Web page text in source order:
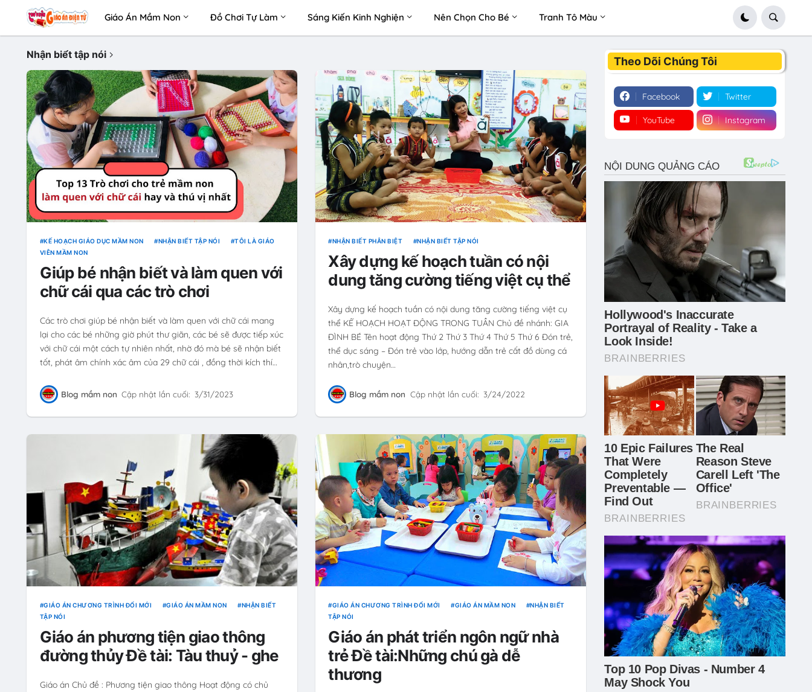
Giáo Án Mầm Non Đồ Chơi Tự Làm Sáng Kiến Kinh Nghiện Nên Chọn Cho Bé Tranh Tô Màu
Nhận biế́t tập nói
KẾ HOẠCH GIÁO DỤC MẦM NON NHẬN BIẾ́T TẬP NÓI
TÔI LÀ GIÁO
VIÊN MẦM NON
Giúp bé nhận biết và làm quen với
chữ cái qua các trò chơi
Các trò chơi giúp bé nhận biết và làm quen với chữ cái mang
lại cho các bé những giờ phút thư giãn, các bé sẽ được tiếp xúc
với chữ cái một cách tự nhiên nhất, nhờ đó mà bé sẽ nhận biết
tốt, phát âm chính xác âm của 29 chữ cái , đồng thời kích thí…
Blog mầm non Cập nhật lần cuối: 3/31/2023
NHẬN BIẾT PHÂN BIỆT NHẬN BIẾ́T TẬP NÓI
Xây dựng kế hoạch tuần có nội
dung tăng cường tiếng việt cụ thể
Xây dựng kế hoạch tuần có nội dung tăng cường tiếng việt cụ
thể KẾ HOẠCH HOẠT ĐỘNG TRONG TUẦN Chủ đề nhánh: GIA
ĐÌNH BÉ Tên hoạt động Thứ 2 Thứ 3 Thứ 4 Thứ 5 Thứ 6 Đón trẻ,
thể dục sáng – Đón trẻ vào lớp, hướng dẫn trẻ cất đồ dùng cá
nhân,trò chuyện…
Blog mầm non Cập nhật lần cuối: 3/24/2022
GIÁO ÁN CHƯƠNG TRÌNH ĐỔI MỚI GIÁO ÁN MẦM NON
NHẬN BIẾ́T
TẬP NÓI
Giáo án phương tiện giao thông
đường thủy Đề tài: Tàu thuỷ - ghe
Giáo án Chủ đề : Phương tiện giao thông Hoạt động có chủ
GIÁO ÁN CHƯƠNG TRÌNH ĐỔI MỚI GIÁO ÁN MẦM NON
NHẬN BIẾ́T
TẬP NÓI
Giáo án phát triển ngôn ngữ nhà
trẻ Đề tài:Những chú gà dễ
thương
Theo Dõi Chúng Tôi
Facebook Twitter
YouTube Instagram